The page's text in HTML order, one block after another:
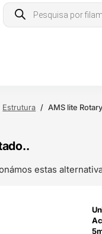
Products
search
Estrutura / AMS lite
estas